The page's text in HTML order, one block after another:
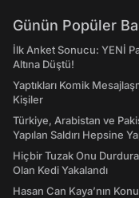
Günün Popüler
İlk Anket Sonucu: YENİ
Altına Düştü!
Yaptıkları Komik
Kişiler
Türkiye, Arabistan ve
Yapılan Saldırı Hepsine
Hiçbir Tuzak Onu
Olan Kedi Yakalandı
Hasan Can Kaya’nın